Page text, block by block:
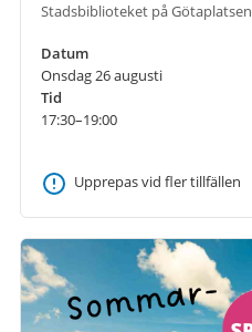
Stadsbiblioteket på Götaplatsen
Datum
Onsdag 26 augusti
Tid
17:30–19:00
Upprepas vid fler tillfällen